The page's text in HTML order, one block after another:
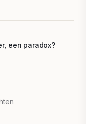
een paradox?